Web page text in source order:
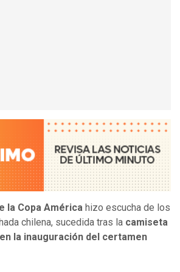
la Copa América hizo escucha de los
chilena, sucedida tras la camiseta
la inauguración del certamen